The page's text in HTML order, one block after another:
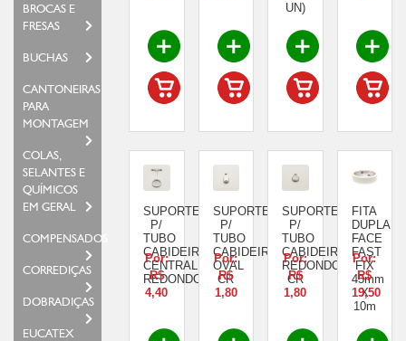
BROCAS E
FRESAS
BUCHAS
CANTONEIRAS
PARA
MONTAGEM
COLAS,
SELANTES E
QUÍMICOS
EM GERAL
COMPENSADOS
CORREDIÇAS
DOBRADIÇAS
EUCATEX
UN)
SUPORTE
P/
TUBO
CABIDEIRO
CENTRAL
REDONDO
Por:
R$
4,40
SUPORTE
P/
TUBO
CABIDEIRO
OVAL
CR
Por:
R$
1,80
SUPORTE
P/
TUBO
CABIDEIRO
REDONDO
CR
Por:
R$
1,80
FITA
DUPLA
FACE
FAST
FIX
45mm
X
10m
Por:
R$
19,50